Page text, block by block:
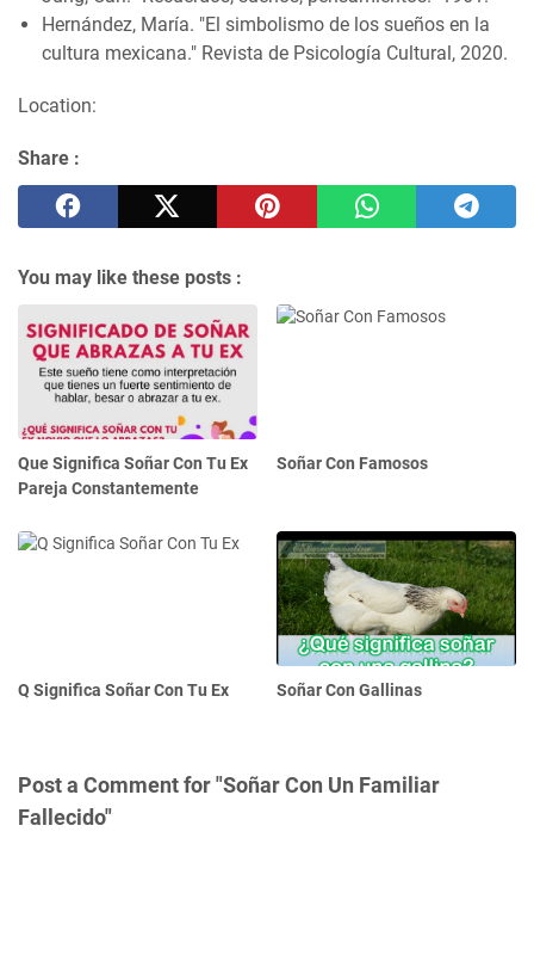
Hernández, María. "El simbolismo de los sueños en la
cultura mexicana." Revista de Psicología Cultural, 2020.
Location:
Share :
You may like these posts :
Que Significa Soñar Con Tu Ex
Pareja Constantemente
Soñar Con Famosos
Q Significa Soñar Con Tu Ex Soñar Con Gallinas
Post a Comment for "Soñar Con Un Familiar
Fallecido"